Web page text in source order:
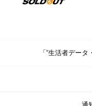
「“生活者デー